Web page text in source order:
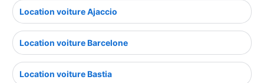
Location voiture Ajaccio
Location voiture Barcelone
Location voiture Bastia